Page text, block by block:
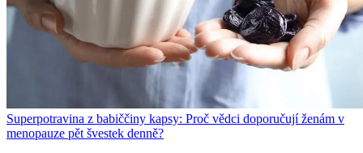
Superpotravina z babiččiny kapsy: Proč vědci doporučují ženám v
menopauze pět švestek denně?